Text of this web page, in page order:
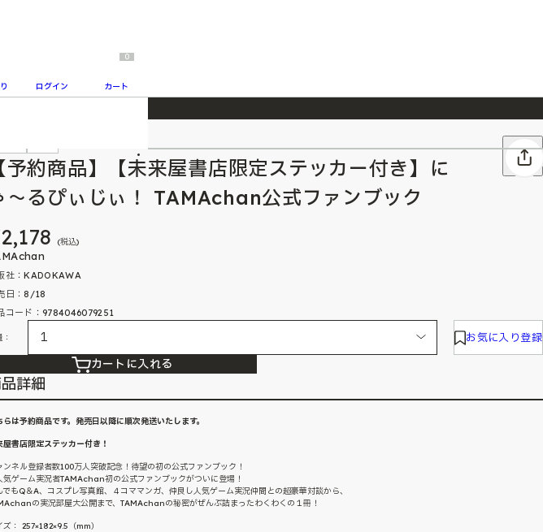
2026/7/23 『ONE PIECE magazine 021 ONE PIECEカード付き同梱版』発売延期のご案内
ログイン
0
カート
【予約商品】【未来屋書店限定ステッカー付き】に
～るぴぃじぃ！ TAMAchan公式ファンブック
(税込)
社：KADOKAWA
日：8/18
コード：9784046079251
お気に入り登録
カートに入れる
詳細
らは予約商品です。発売日以降に順次発送いたします。
屋書店限定ステッカー付き！
ンネル登録者数100万人突破記念！待望の初の公式ファンブック！
気ゲーム実況者TAMAchan初の公式ファンブックがついに登場！
でもQ＆A、コスプレ写真館、４コママンガ、仲良し人気ゲーム実況仲間との超豪華対談から、
の実況部屋大公開まで、TAMAchanの秘密がぜんぶ詰まったわくわくの１冊！
ズ： 257×182×9.5（mm）